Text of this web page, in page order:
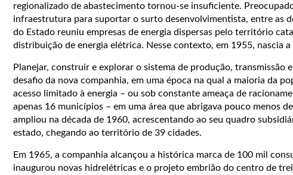
regionalizado de abastecimento tornou-se insuficiente.
infraestrutura para suportar o surto desenvolvimentista, entre as
do Estado reuniu empresas de energia dispersas pelo território
distribuição de energia elétrica. Nesse contexto, em 1955, nascia a
Planejar, construir e explorar o sistema de produção, transmissão
desafio da nova companhia, em uma época na qual a maioria da
acesso limitado à energia – ou sob constante ameaça de
apenas 16 municípios – em uma área que abrigava pouco menos
ampliou na década de 1960, acrescentando ao seu quadro
estado, chegando ao território de 39 cidades.
Em 1965, a companhia alcançou a histórica marca de 100 mil
inaugurou novas hidrelétricas e o projeto embrião do centro de